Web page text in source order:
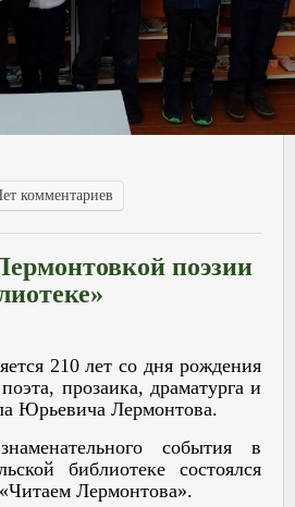
комментариев
поэзии
210 лет со дня рождения
прозаика, драматурга и
Юрьевича Лермонтова.
события в
библиотеке состоялся
Лермонтова».